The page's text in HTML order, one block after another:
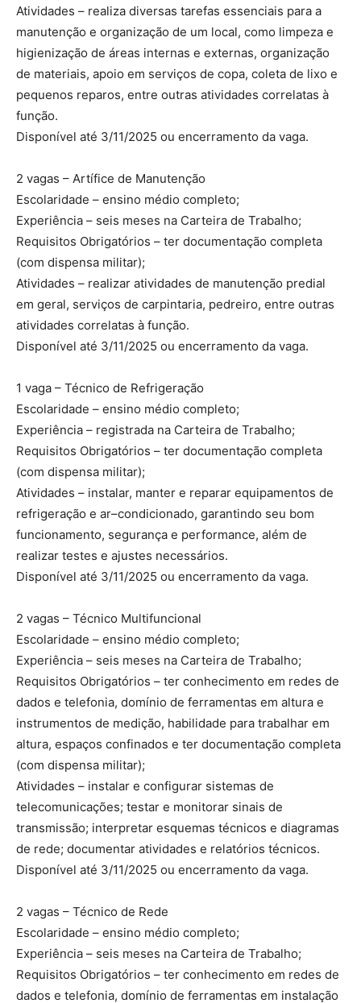
Atividades – realiza diversas tarefas essenciais para a
manutenção e organização de um local, como limpeza e
higienização de áreas internas e externas, organização
de materiais, apoio em serviços de copa, coleta de lixo e
pequenos reparos, entre outras atividades correlatas à
função.
Disponível até 3/11/2025 ou encerramento da vaga.
2 vagas – Artífice de Manutenção
Escolaridade – ensino médio completo;
Experiência – seis meses na Carteira de Trabalho;
Requisitos Obrigatórios – ter documentação completa
(com dispensa militar);
Atividades – realizar atividades de manutenção predial
em geral, serviços de carpintaria, pedreiro, entre outras
atividades correlatas à função.
Disponível até 3/11/2025 ou encerramento da vaga.
1 vaga – Técnico de Refrigeração
Escolaridade – ensino médio completo;
Experiência – registrada na Carteira de Trabalho;
Requisitos Obrigatórios – ter documentação completa
(com dispensa militar);
Atividades – instalar, manter e reparar equipamentos de
refrigeração e ar–condicionado, garantindo seu bom
funcionamento, segurança e performance, além de
realizar testes e ajustes necessários.
Disponível até 3/11/2025 ou encerramento da vaga.
2 vagas – Técnico Multifuncional
Escolaridade – ensino médio completo;
Experiência – seis meses na Carteira de Trabalho;
Requisitos Obrigatórios – ter conhecimento em redes de
dados e telefonia, domínio de ferramentas em altura e
instrumentos de medição, habilidade para trabalhar em
altura, espaços confinados e ter documentação completa
(com dispensa militar);
Atividades – instalar e configurar sistemas de
telecomunicações; testar e monitorar sinais de
transmissão; interpretar esquemas técnicos e diagramas
de rede; documentar atividades e relatórios técnicos.
Disponível até 3/11/2025 ou encerramento da vaga.
2 vagas – Técnico de Rede
Escolaridade – ensino médio completo;
Experiência – seis meses na Carteira de Trabalho;
Requisitos Obrigatórios – ter conhecimento em redes de
dados e telefonia, domínio de ferramentas em instalação